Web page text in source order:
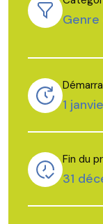
1
Fin du
31